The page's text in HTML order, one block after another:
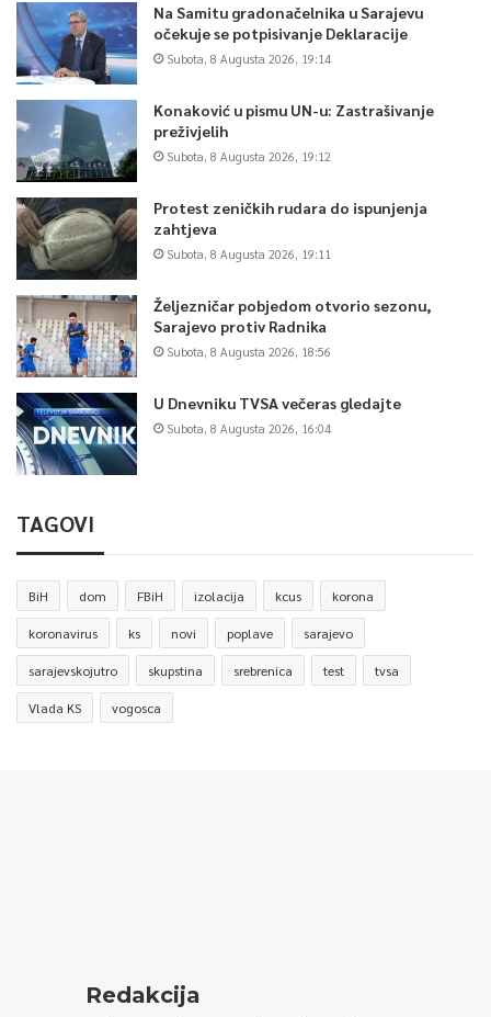
Na Samitu gradonačelnika u Sarajevu
očekuje se potpisivanje Deklaracije
Subota, 8 Augusta 2026, 19:14
Konaković u pismu UN-u: Zastrašivanje
preživjelih
Subota, 8 Augusta 2026, 19:12
Protest zeničkih rudara do ispunjenja
zahtjeva
Subota, 8 Augusta 2026, 19:11
Željezničar pobjedom otvorio sezonu,
Sarajevo protiv Radnika
Subota, 8 Augusta 2026, 18:56
U Dnevniku TVSA večeras gledajte
Subota, 8 Augusta 2026, 16:04
TAGOVI
BiH dom FBiH izolacija kcus korona
koronavirus ks novi poplave sarajevo
sarajevskojutro skupstina srebrenica test tvsa
Vlada KS vogosca
Redakcija